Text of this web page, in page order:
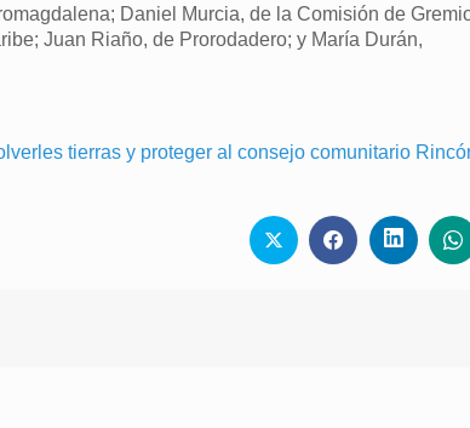
Daniel Murcia, de la Comisión de
Juan Riaño, de Prorodadero; y María Durán,
tierras y proteger al consejo comunitario